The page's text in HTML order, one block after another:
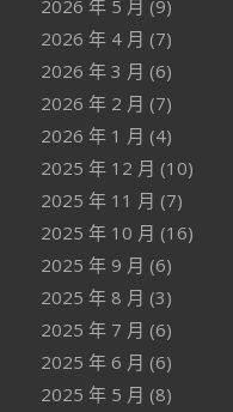
2026 年 5 月 (9)
2026 年 4 月 (7)
2026 年 3 月 (6)
2026 年 2 月 (7)
2026 年 1 月 (4)
2025 年 12 月 (10)
2025 年 11 月 (7)
2025 年 10 月 (16)
2025 年 9 月 (6)
2025 年 8 月 (3)
2025 年 7 月 (6)
2025 年 6 月 (6)
2025 年 5 月 (8)